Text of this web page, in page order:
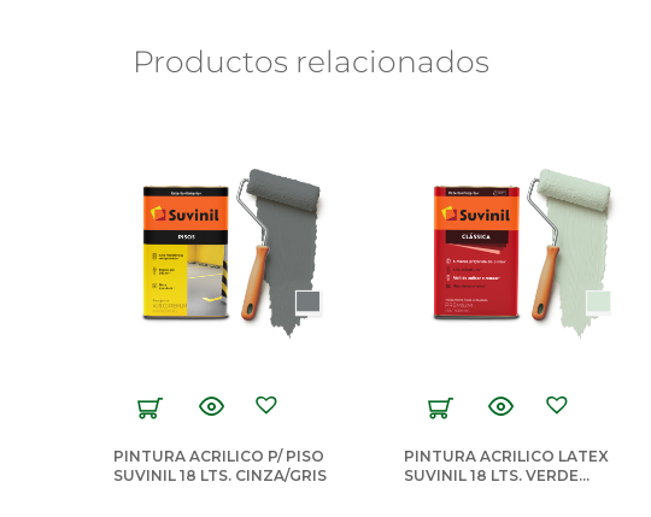
Productos relacionados
PINTURA ACRILICO P/ PISO
SUVINIL 18 LTS. CINZA/GRIS
PINTURA ACRILICO LATEX
SUVINIL 18 LTS. VERDE